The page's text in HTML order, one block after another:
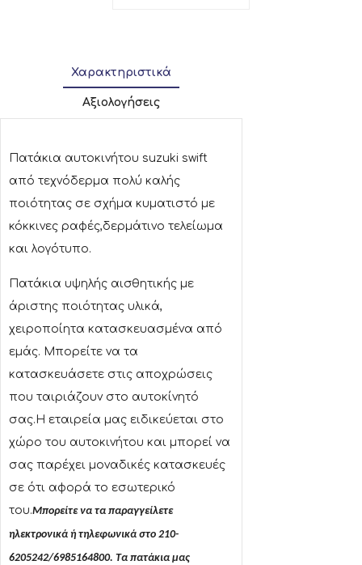
Χαρακτηριστικά
Αξιολογήσεις
Πατάκια αυτοκινήτου suzuki swift
από τεχνόδερμα πολύ καλής
ποιότητας σε σχήμα κυματιστό με
κόκκινες ραφές,δερμάτινο τελείωμα
και λογότυπο.
Πατάκια υψηλής αισθητικής με
άριστης ποιότητας υλικά,
χειροποίητα κατασκευασμένα από
εμάς. Μπορείτε να τα
κατασκευάσετε στις αποχρώσεις
που ταιριάζουν στο αυτοκίνητό
σας.Η εταιρεία μας ειδικεύεται στο
χώρο του αυτοκινήτου και μπορεί να
σας παρέχει μοναδικές κατασκευές
σε ότι αφορά το εσωτερικό
του.Μπορείτε να τα παραγγείλετε
ηλεκτρονικά ή τηλεφωνικά στο 210-
6205242/6985164800. Τα πατάκια μας